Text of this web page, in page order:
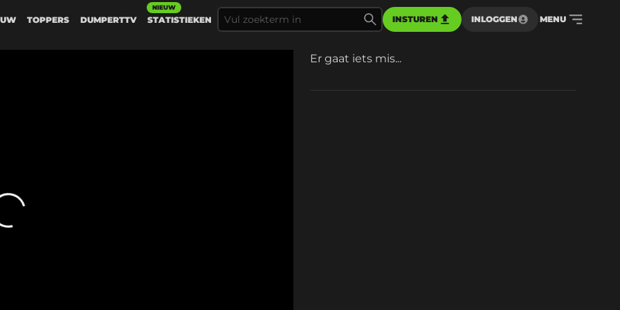
TOPPERS DUMPERTTV STATISTIEKEN
NIEUW
INSTUREN INLOGGEN MENU
Er gaat iets mis...